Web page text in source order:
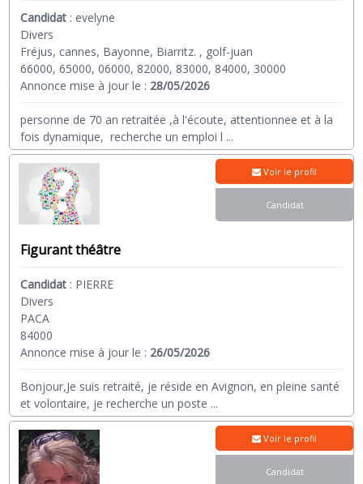
Candidat : evelyne
Divers
Fréjus, cannes, Bayonne, Biarritz. , golf-juan
66000, 65000, 06000, 82000, 83000, 84000, 30000
Annonce mise à jour le : 28/05/2026
personne de 70 an retraitée ,à l'écoute, attentionnee et à la
fois dynamique, recherche un emploi l ...
Figurant théâtre
Candidat : PIERRE
Divers
PACA
84000
Annonce mise à jour le : 26/05/2026
Bonjour,Je suis retraité, je réside en Avignon, en pleine santé
et volontaire, je recherche un poste ...
Voir le profil
Candidat
Voir le profil
Candidat